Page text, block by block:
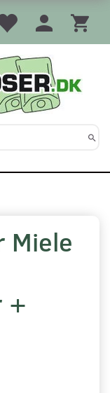
Miele
+